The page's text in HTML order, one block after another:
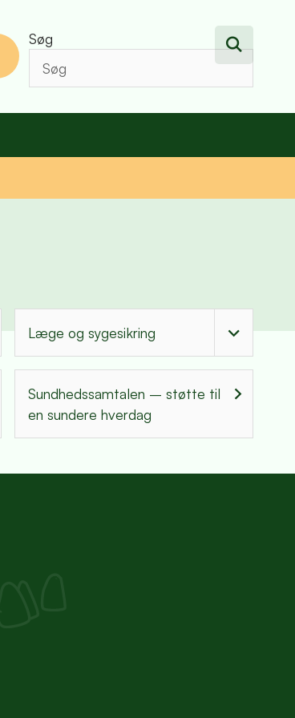
Søg
Læge og sygesikring
Sundhedssamtalen – støtte til
en sundere hverdag